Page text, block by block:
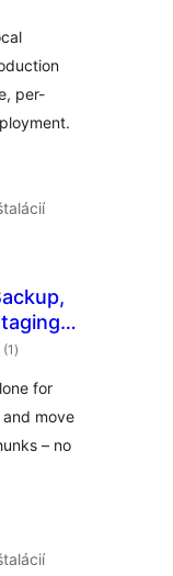
per-
(1 celkové
hodnotenie
)
for
move
– no